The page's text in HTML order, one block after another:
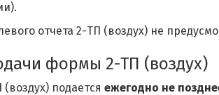
отчета 2-ТП (воздух) не
формы 2-ТП (воздух)
подается ежегодно не